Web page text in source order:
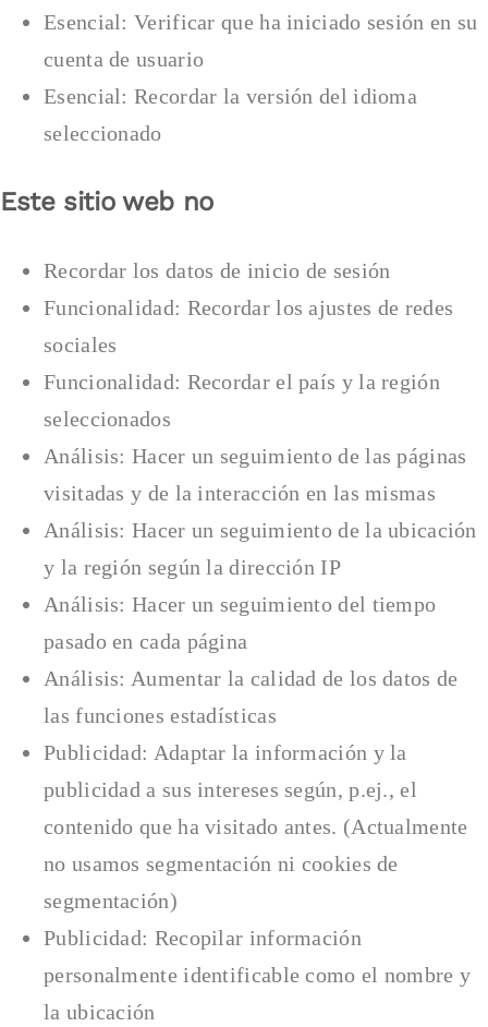
Esencial: Verificar que ha iniciado sesión en su
cuenta de usuario
Esencial: Recordar la versión del idioma
seleccionado
Este sitio web no
Recordar los datos de inicio de sesión
Funcionalidad: Recordar los ajustes de redes
sociales
Funcionalidad: Recordar el país y la región
seleccionados
Análisis: Hacer un seguimiento de las páginas
visitadas y de la interacción en las mismas
Análisis: Hacer un seguimiento de la ubicación
y la región según la dirección IP
Análisis: Hacer un seguimiento del tiempo
pasado en cada página
Análisis: Aumentar la calidad de los datos de
las funciones estadísticas
Publicidad: Adaptar la información y la
publicidad a sus intereses según, p.ej., el
contenido que ha visitado antes. (Actualmente
no usamos segmentación ni cookies de
segmentación)
Publicidad: Recopilar información
personalmente identificable como el nombre y
la ubicación